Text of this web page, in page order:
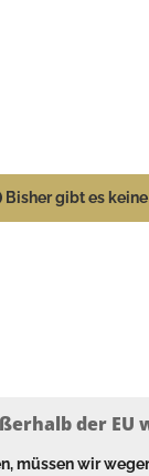
Bisher gibt es
der EU
müssen wir